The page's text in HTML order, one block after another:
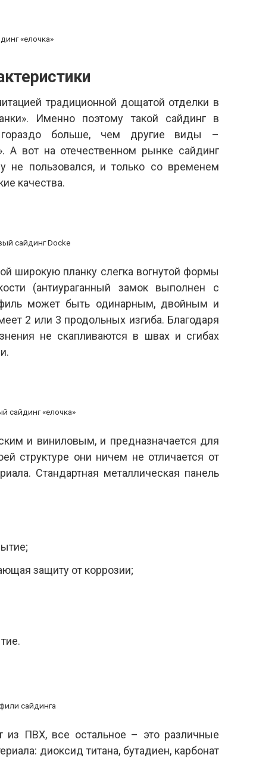
«елочка»
традиционной дощатой отделки в
Именно поэтому такой сайдинг в
гораздо больше, чем другие виды –
А вот на отечественном рынке сайдинг
не пользовался, и только со временем
качества.
сайдинг Docke
широкую планку слегка вогнутой формы
(антиураганный замок выполнен с
может быть одинарным, двойным и
2 или 3 продольных изгиба. Благодаря
не скапливаются в швах и сгибах
сайдинг «елочка»
и виниловым, и предназначается для
структуре они ничем не отличается от
Стандартная металлическая панель
защиту от коррозии;
сайдинга
из ПВХ, все остальное – это различные
диоксид титана, бутадиен, карбонат